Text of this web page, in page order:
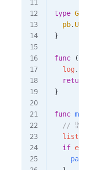
type
  pb
.
}
func (
  log
.
  return
}
func main
// 监听
  listen
  if
err
    panic